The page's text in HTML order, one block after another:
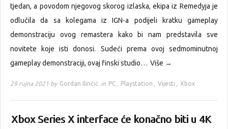
tjedan, a povodom njegovog skorog izlaska, ekipa iz Remedyja je
odlučila da sa kolegama iz IGN-a podijeli kratku gameplay
demonstraciju ovog remastera kako bi nam predstavila sve
novitete koje isti donosi. Sudeći prema ovoj sedmominutnoj
gameplay demonstraciji, ovaj finski studio… Više →
29 rujna 2021 by Gordan Ilinčić in PC , Playstation , Vijesti , Xbox
Xbox Series X interface će konačno biti u 4K